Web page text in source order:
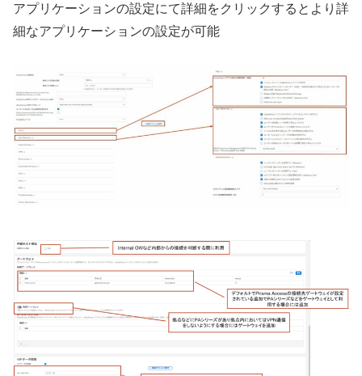
アプリケーションの設定にて詳細をクリックするとより詳
細なアプリケーションの設定が可能